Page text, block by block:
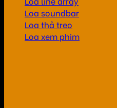
Loa soundbar
Loa thả treo
Loa xem phim